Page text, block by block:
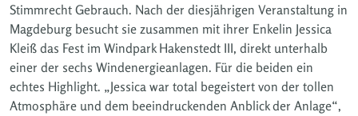
Stimmrecht Gebrauch. Nach der diesjährigen Veranstaltung in
Magdeburg besucht sie zusammen mit ihrer Enkelin Jessica
Kleiß das Fest im Windpark Hakenstedt III, direkt unterhalb
einer der sechs Windenergieanlagen. Für die beiden ein
echtes Highlight. „Jessica war total begeistert von der tollen
Atmosphäre und dem beeindruckenden Anblick der Anlage“,